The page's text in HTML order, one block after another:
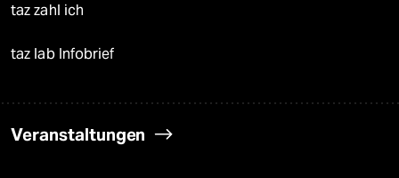
taz zahl ich
taz lab Infobrief
Veranstaltungen